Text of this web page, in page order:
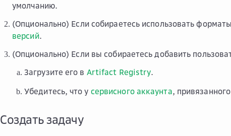
умолчанию.
(Опционально) Если собираетесь использовать
версий.
(Опционально) Если вы собираетесь добавить
Загрузите его в Artifact Registry.
Убедитесь, что у сервисного аккаунта,
Создать задачу